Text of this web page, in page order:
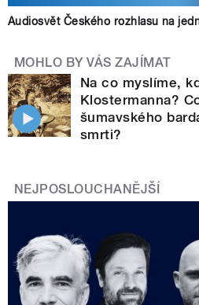
Audiosvět Českého rozhlasu na
MOHLO BY VÁS ZAJÍMAT
Na co myslíme,
Klostermanna?
šumavského
smrti?
NEJPOSLOUCHANĚJŠÍ